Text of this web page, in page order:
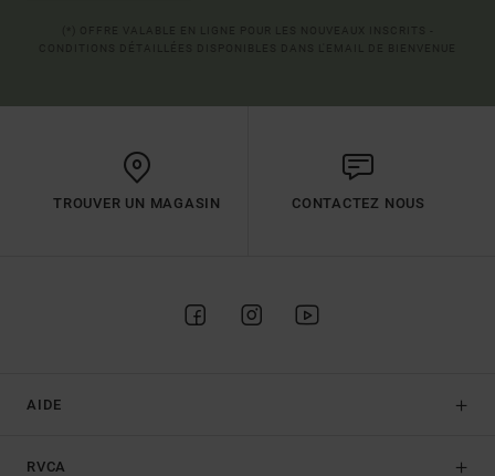
TROUVER UN MAGASIN CONTACTEZ NOUS
AIDE
RVCA